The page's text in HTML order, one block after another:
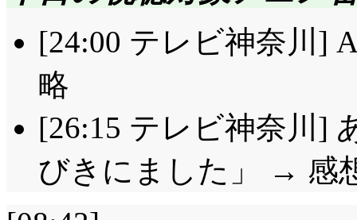
で特訓してるよ!」で
く距離じゃなかった
上げようと, コスプレ
ゃん先生……いやそれ
にコスプレが主にな
の紬デザートは……昆
[24:00 テレビ神奈川]
略
[26:15 テレビ神奈川]
びきにました」 → 感